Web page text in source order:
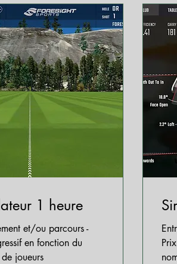
1 heure
et/ou parcours -
en fonction du
joueurs